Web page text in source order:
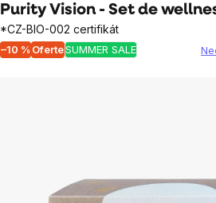
Purity Vision - Set de
*CZ-BIO-002 certifikát
–10 % OferteSUMMER SALE
Evaluarea
stele.